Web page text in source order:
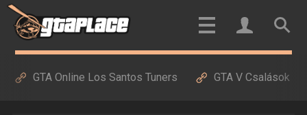
GTA Online Los Santos Tuners GTA V Csalások